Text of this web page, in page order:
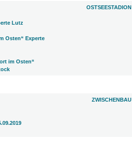
OSTSEESTADION
ZWISCHENBAU